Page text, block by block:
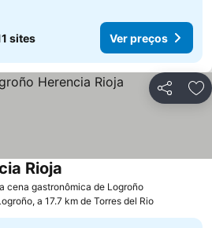
sites Ver preços
Partilhar
cena gastronômica de Logroño
Rioja
a 17.7 km de Torres del Rio